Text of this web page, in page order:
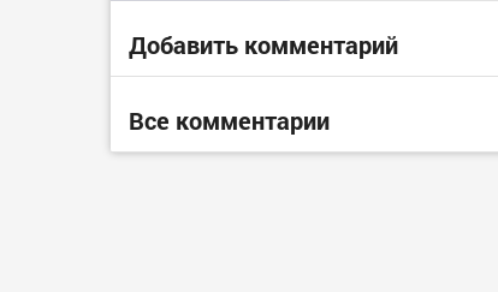
Добавить комментарий
Все комментарии